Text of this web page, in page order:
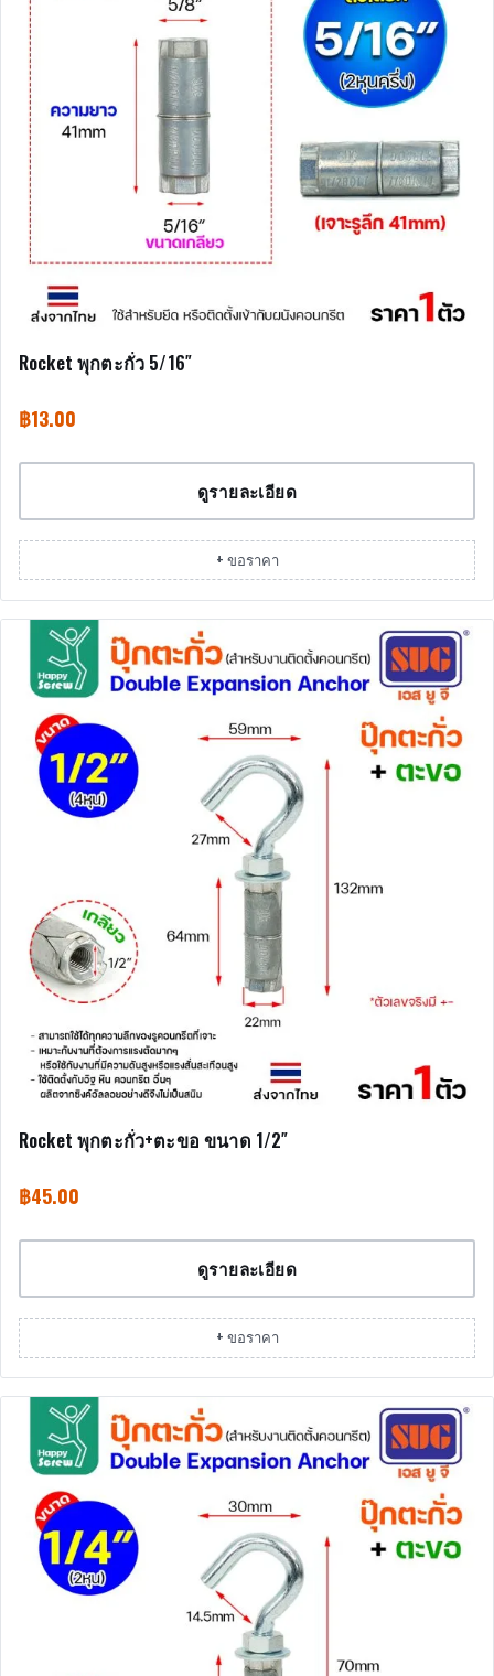
Rocket พุกตะกั่ว 5/16″
฿13.00
ดูรายละเอียด
+ ขอราคา
Rocket พุกตะกั่ว+ตะขอ ขนาด 1/2″
฿45.00
ดูรายละเอียด
+ ขอราคา